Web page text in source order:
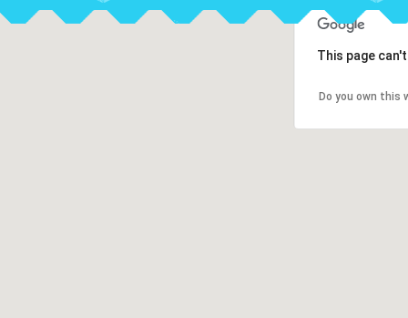
This page
Do you own this